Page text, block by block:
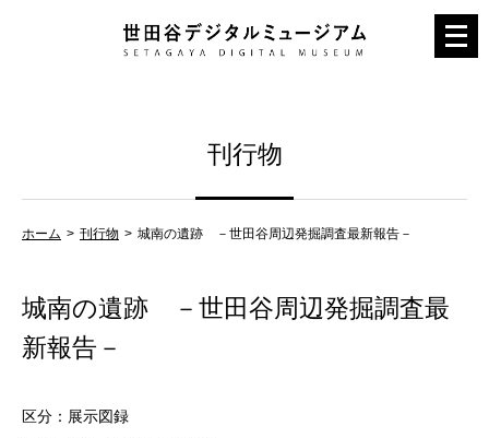
メ
ニ
刊行物
ホーム 刊行物 城南の遺跡 －世田谷周辺発掘調査最新報告－
城南の遺跡 －世田谷周辺発掘調査最
新報告－
区分：展示図録